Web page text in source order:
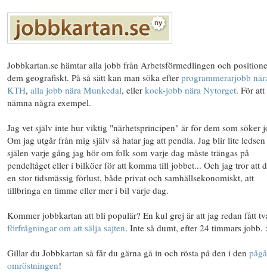
Jobbkartan.se hämtar alla jobb från Arbetsförmedlingen och
dem geografiskt. På så sätt kan man söka efter programmerarjobb
KTH, alla jobb nära Munkedal, eller kock-jobb nära Nytorget. För att
nämna några exempel.
Jag vet själv inte hur viktig "närhetsprincipen" är för dem som söker
Om jag utgår från mig själv så hatar jag att pendla. Jag blir lite
själen varje gång jag hör om folk som varje dag måste trängas på
pendeltåget eller i bilköer för att komma till jobbet... Och jag tror att
en stor tidsmässig förlust, både privat och samhällsekonomiskt, att
tillbringa en timme eller mer i bil varje dag.
Kommer jobbkartan att bli populär? En kul grej är att jag redan fått
förfrågningar om att sälja sajten. Inte så dumt, efter 24 timmars jobb.
Gillar du Jobbkartan så får du gärna gå in och rösta på den i den
omröstningen!